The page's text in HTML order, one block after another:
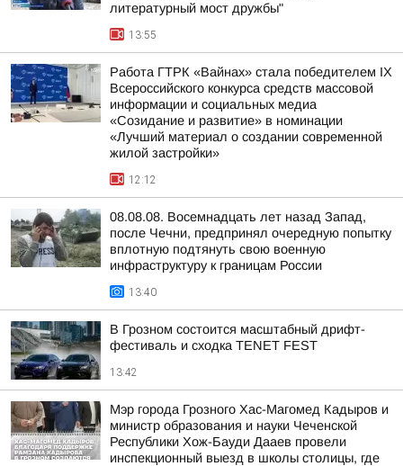
литературный мост дружбы"
13:55
Работа ГТРК «Вайнах» стала победителем IX
Всероссийского конкурса средств массовой
информации и социальных медиа
«Созидание и развитие» в номинации
«Лучший материал о создании современной
жилой застройки»
12:12
08.08.08. Восемнадцать лет назад Запад,
после Чечни, предпринял очередную попытку
вплотную подтянуть свою военную
инфраструктуру к границам России
13:40
В Грозном состоится масштабный дрифт-
фестиваль и сходка TENET FEST
13:42
Мэр города Грозного Хас-Магомед Кадыров и
министр образования и науки Чеченской
Республики Хож-Бауди Дааев провели
инспекционный выезд в школы столицы, где